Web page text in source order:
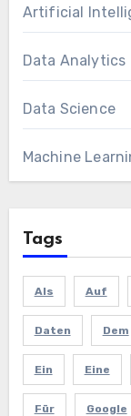
Artificial
Data Analytics
Data Science
Machine
Tags
Als Auf
Daten Dem
Ein Eine
Für Google